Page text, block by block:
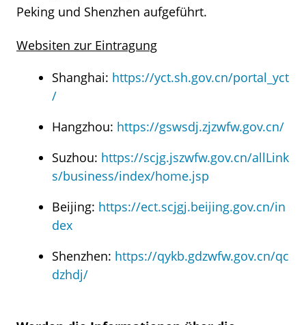
Peking und Shenzhen aufgeführt.
Websiten zur Eintragung
Shanghai: https://yct.sh.gov.cn/portal_yct
/
Hangzhou: https://gswsdj.zjzwfw.gov.cn/
Suzhou: https://scjg.jszwfw.gov.cn/allLink
s/business/index/home.jsp
Beijing: https://ect.scjgj.beijing.gov.cn/in
dex
Shenzhen: https://qykb.gdzwfw.gov.cn/qc
dzhdj/